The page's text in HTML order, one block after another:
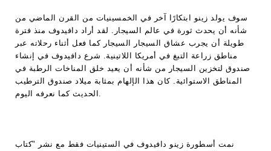
سوف يولد زينو ابتكارًا آخر في الخمسينيات من القرن الماضي من
شأنه أن يحدث ثورة في عالم السيجار. لقد أراد دافيدوف منذ فترة
طويلة أن يجرب عشاق السيجار السيجار كما فعل أثناء رحلاته عبر
مناطق زراعة التبغ في أمريكا اللاتينية. شرع دافيدوف في إنشاء
صندوق لتخزين السيجار من شأنه أن يعيد خلق المناخات الرطبة في
المناطق الاستوائية. كان هذا الإلهام بمثابة ميلاد صندوق الترطيب
نمت أسطورة زينو دافيدوف في الستينيات فقط مع نشر "كتاب